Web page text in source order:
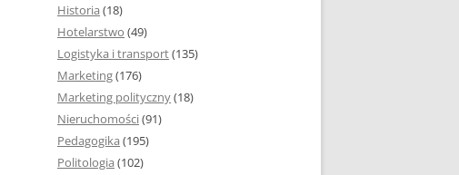
STYL PRACY DYPLOMOWEJ
SPIS TREŚCI W PRACY
DYPLOMOWEJ
Historia (18)
Hotelarstwo (49)
Logistyka i transport(135)
Marketing(176)
Marketing polityczny(18)
Nieruchomości(91)
Pedagogika (195)
Politologia (102)